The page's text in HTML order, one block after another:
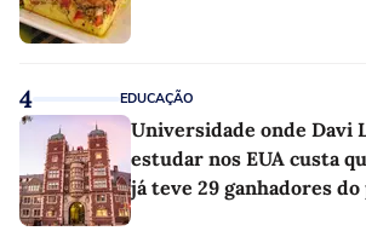
4 EDUCAÇÃO
Universidade onde Davi
estudar nos EUA custa
já teve 29 ganhadores